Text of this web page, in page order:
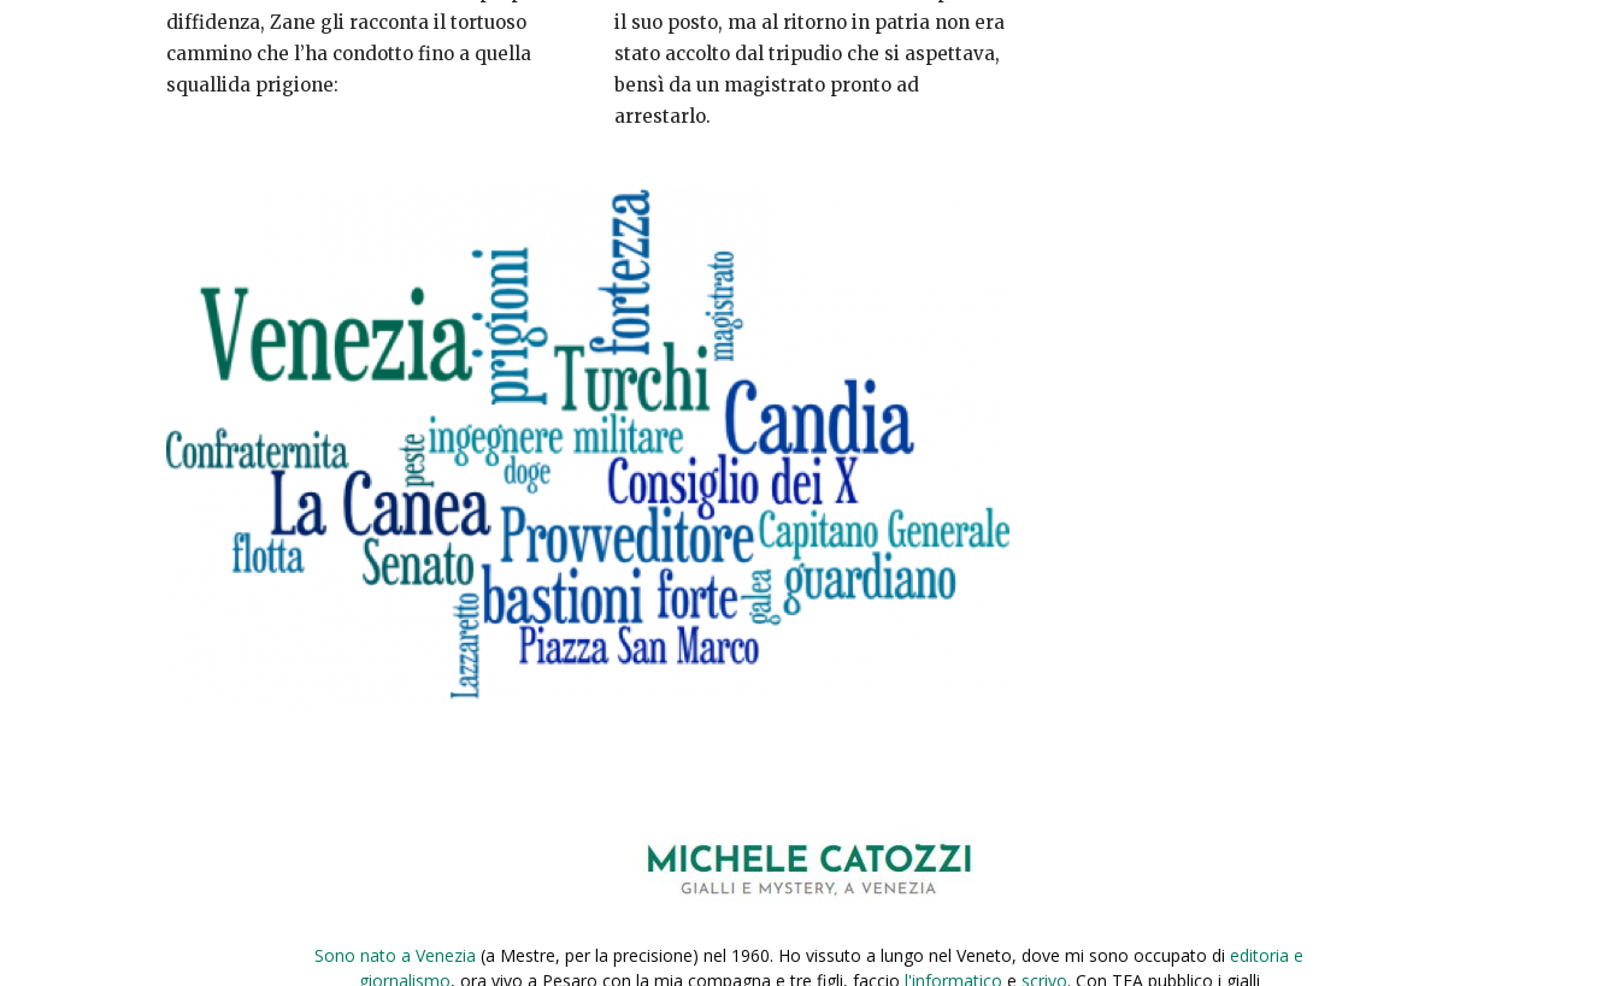
diffidenza, Zane gli racconta il tortuoso
cammino che l’ha condotto fino a quella
squallida prigione:
il suo posto, ma al ritorno in patria non era
stato accolto dal tripudio che si aspettava,
bensì da un magistrato pronto ad
arrestarlo.
Sono nato a Venezia (a Mestre, per la precisione) nel 1960. Ho vissuto a lungo nel Veneto, dove mi sono occupato dieditoria e
giornalismo, ora vivo a Pesaro con la mia compagna e tre figli, faccio l'informatico e scrivo. Con TEA pubblico i gialli